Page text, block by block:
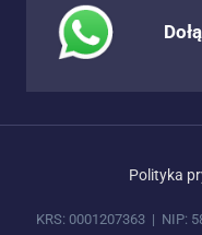
Polityka
KRS: 0001207363 | NIP: